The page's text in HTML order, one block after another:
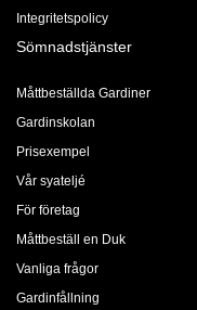
Integritetspolicy
Sömnadstjänster
Måttbeställda Gardiner
Gardinskolan
Prisexempel
Vår syateljé
För företag
Måttbeställ en Duk
Vanliga frågor
Gardinfållning